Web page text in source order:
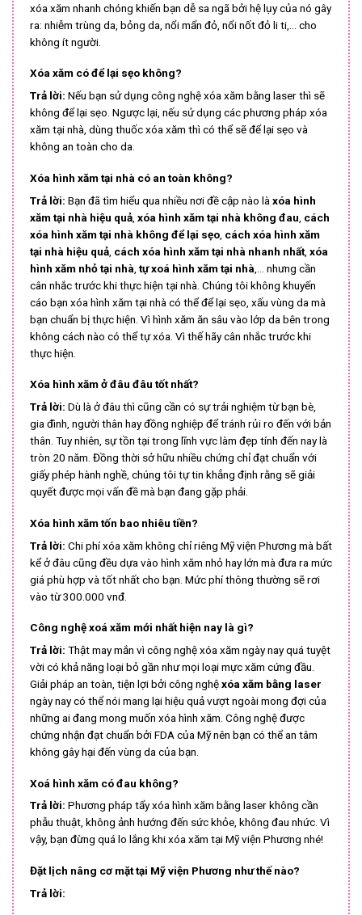
xóa xăm nhanh chóng khiến bạn dễ sa ngã bởi hệ lụy của nó gây
ra: nhiễm trùng da, bỏng da, nổi mẩn đỏ, nổi nốt đỏ li ti,… cho
không ít người.
Xóa xăm có để lại sẹo không?
Trả lời: Nếu bạn sử dụng công nghệ xóa xăm bằng laser thì sẽ
không để lại sẹo. Ngược lại, nếu sử dụng các phương pháp xóa
xăm tại nhà, dùng thuốc xóa xăm thì có thể sẽ để lại sẹo và
không an toàn cho da.
Xóa hình xăm tại nhà có an toàn không?
Trả lời: Bạn đã tìm hiểu qua nhiều nơi đề cập nào là xóa hình
xăm tại nhà hiệu quả xóa hình xăm tại nhà không đau cách
xóa hình xăm tại nhà không để lại sẹo cách xóa hình xăm
tại nhà hiệu quả cách xóa hình xăm tại nhà nhanh nhất, xóa
hình xăm nhỏ tại nhà tự xoá hình xăm tại nhà ,… nhưng cần
cân nhắc trước khi thực hiện tại nhà. Chúng tôi không khuyến
cáo bạn xóa hình xăm tại nhà có thể để lại sẹo, xấu vùng da mà
bạn chuẩn bị thực hiện. Vì hình xăm ăn sâu vào lớp da bên trong
không cách nào có thể tự xóa. Vì thế hãy cân nhắc trước khi
thực hiện.
Xóa hình xăm ở đâu đâu tốt nhất?
Trả lời: Dù là ở đâu thì cũng cần có sự trải nghiệm từ bạn bè,
gia đình, người thân hay đồng nghiệp để tránh rủi ro đến với bản
thân. Tuy nhiên, sự tồn tại trong lĩnh vực làm đẹp tính đến nay là
tròn 20 năm. Đồng thời sở hữu nhiều chứng chỉ đạt chuẩn với
giấy phép hành nghề, chúng tôi tự tin khẳng định rằng sẽ giải
quyết được mọi vấn đề mà bạn đang gặp phải.
Xóa hình xăm tốn bao nhiêu tiền?
Trả lời: Chi phí xóa xăm không chỉ riêng Mỹ viện Phương mà bất
kể ở đâu cũng đều dựa vào hình xăm nhỏ hay lớn mà đưa ra mức
giá phù hợp và tốt nhất cho bạn. Mức phí thông thường sẽ rơi
vào từ 300.000 vnđ.
Công nghệ xoá xăm mới nhất hiện nay là gì?
Trả lời: Thật may mắn vì công nghệ xóa xăm ngày nay quá tuyệt
vời có khả năng loại bỏ gần như mọi loại mực xăm cứng đầu.
Giải pháp an toàn, tiện lợi bởi công nghệxóa xăm bằng laser
ngày nay có thể nói mang lại hiệu quả vượt ngoài mong đợi của
những ai đang mong muốn xóa hình xăm. Công nghệ được
chứng nhận đạt chuẩn bởi FDA của Mỹ nên bạn có thể an tâm
không gây hại đến vùng da của bạn.
Xoá hình xăm có đau không?
Trả lời: Phương pháp tẩy xóa hình xăm bằng laser không cần
phẫu thuật, không ảnh hướng đến sức khỏe, không đau nhức. Vì
vậy, bạn đừng quá lo lắng khi xóa xăm tại Mỹ viện Phương nhé!
Đặt lịch nâng cơ mặt tại Mỹ viện Phương như thế nào?
Trả lời: